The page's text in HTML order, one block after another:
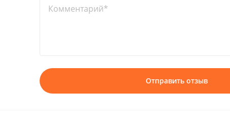
Комментарий*
Отправить отзыв